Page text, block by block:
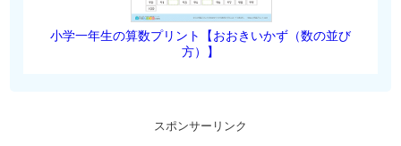
小学一年生の算数プリント【おおきいかず（数の並び
方）】
スポンサーリンク